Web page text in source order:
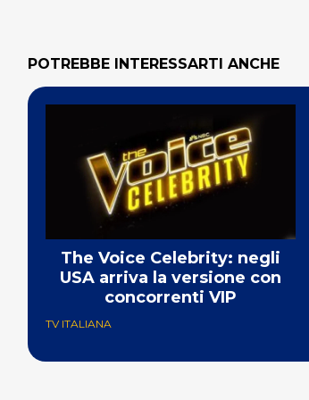
POTREBBE INTERESSARTI ANCHE
The Voice Celebrity: negli
USA arriva la versione con
concorrenti VIP
TV ITALIANA